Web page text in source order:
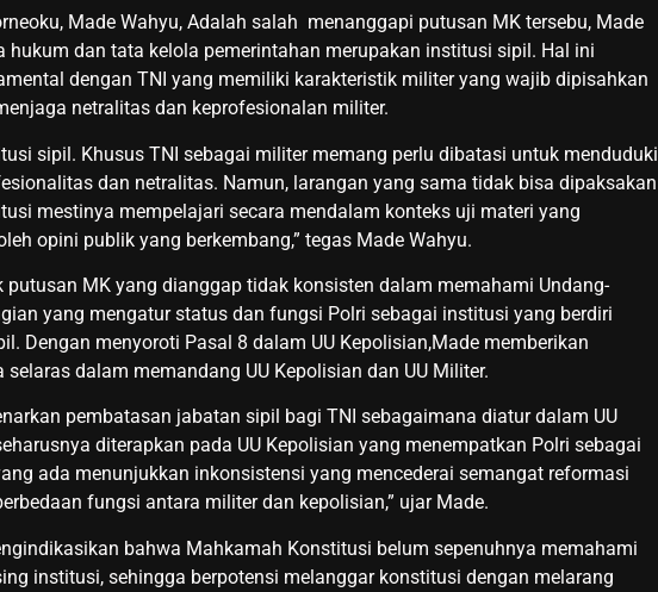
Made Wahyu, Adalah salah menanggapi putusan MK tersebu, Made
hukum dan tata kelola pemerintahan merupakan institusi sipil. Hal ini
dengan TNI yang memiliki karakteristik militer yang wajib dipisahkan
netralitas dan keprofesionalan militer.
sipil. Khusus TNI sebagai militer memang perlu dibatasi untuk menduduki
dan netralitas. Namun, larangan yang sama tidak bisa dipaksakan
mestinya mempelajari secara mendalam konteks uji materi yang
opini publik yang berkembang,” tegas Made Wahyu.
MK yang dianggap tidak konsisten dalam memahami Undang-
yang mengatur status dan fungsi Polri sebagai institusi yang berdiri
Dengan menyoroti Pasal 8 dalam UU Kepolisian,Made memberikan
dalam memandang UU Kepolisian dan UU Militer.
pembatasan jabatan sipil bagi TNI sebagaimana diatur dalam UU
diterapkan pada UU Kepolisian yang menempatkan Polri sebagai
ada menunjukkan inkonsistensi yang mencederai semangat reformasi
fungsi antara militer dan kepolisian,” ujar Made.
bahwa Mahkamah Konstitusi belum sepenuhnya memahami
institusi, sehingga berpotensi melanggar konstitusi dengan melarang